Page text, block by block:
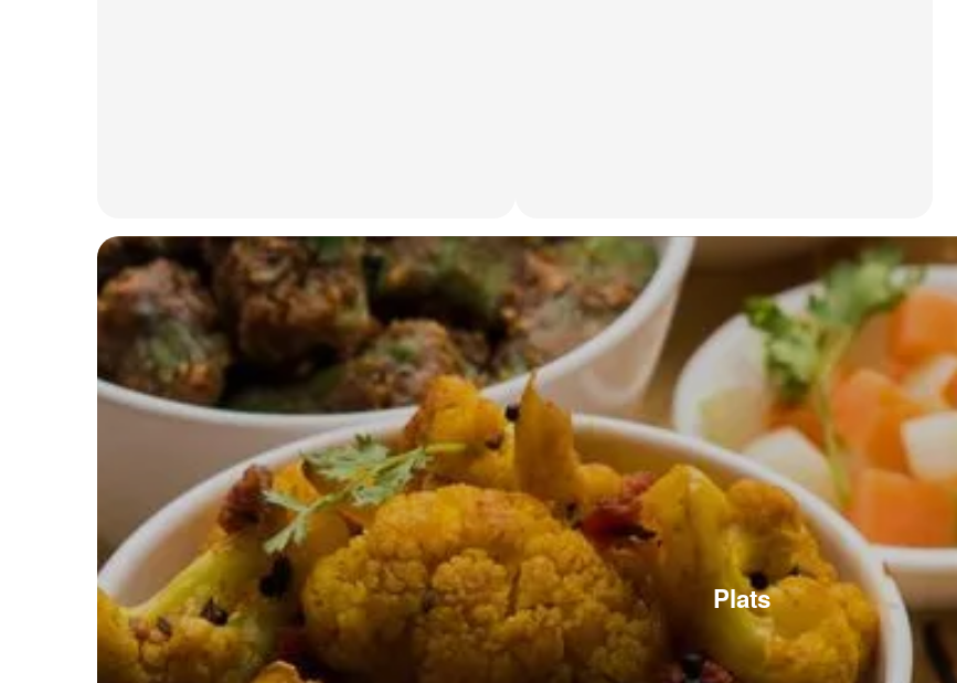
Plats